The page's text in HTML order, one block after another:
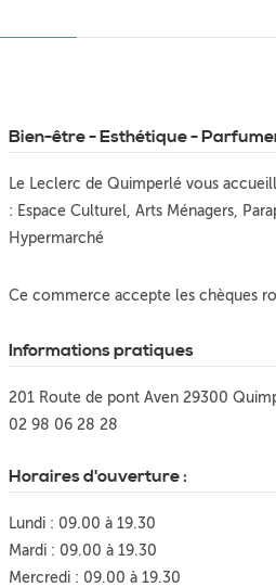
Bien-être - Esthétique -
Le Leclerc de Quimperlé vous
: Espace Culturel, Arts Ménagers,
Hypermarché
Ce commerce accepte les chèques
Informations pratiques
201 Route de pont Aven 29300
02 98 06 28 28
Horaires d'ouverture :
Lundi : 09.00 à 19.30
Mardi : 09.00 à 19.30
Mercredi : 09.00 à 19.30